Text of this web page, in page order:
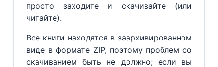
просто заходите и скачивайте (или
читайте).
Все книги находятся в заархивированном
виде в формате ZIP, поэтому проблем со
скачиванием быть не должно; если вы